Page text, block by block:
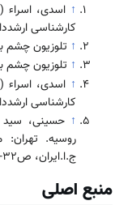
↑
کارشناسی
↑ تلوزیون چشم
↑ تلوزیون چشم
↑
کارشناسی
↑
روسیه. تهران:
ج.ا.ایران، ص32-35.
منبع اصلی